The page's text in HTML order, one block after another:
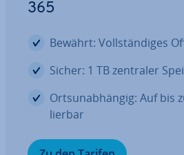
365
Bewährt: Voll­stän­di­ges
Sicher: 1 TB zentraler
Orts­un­ab­hän­gig: Auf bis
lier­bar